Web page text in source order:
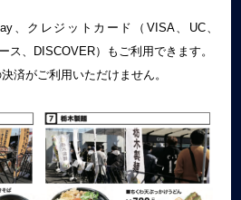
、クレジットカード（VISA、UC、
ス、DISCOVER）もご利用できます。
済がご利用いただけません。